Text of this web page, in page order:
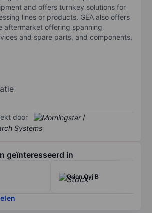
and offers turnkey solutions for
lines or products. GEA also offers
aftermarket offering spanning
and spare parts, and components.
door /
geïnteresseerd in
Orion Oyj B